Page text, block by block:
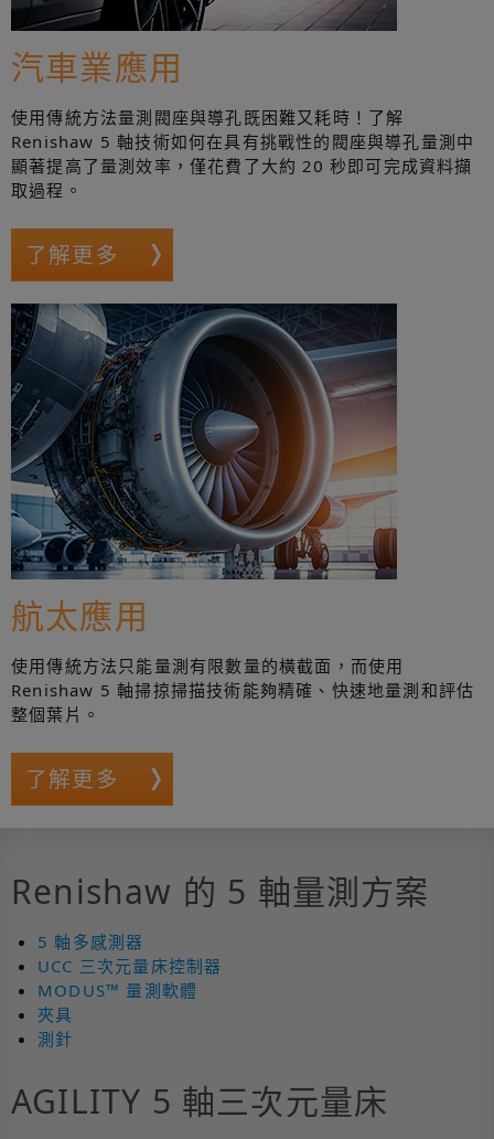
汽車業應用
使用傳統方法量測閥座與導孔既困難又耗時！了解
Renishaw 5 軸技術如何在具有挑戰性的閥座與導孔量測中
顯著提高了量測效率，僅花費了大約 20 秒即可完成資料擷
取過程。
了解更多
航太應用
使用傳統方法只能量測有限數量的橫截面，而使用
Renishaw 5 軸掃掠掃描技術能夠精確、快速地量測和評估
整個葉片。
了解更多
Renishaw 的 5 軸量測方案
5 軸多感測器
UCC 三次元量床控制器
MODUS™ 量測軟體
夾具
測針
AGILITY 5 軸三次元量床